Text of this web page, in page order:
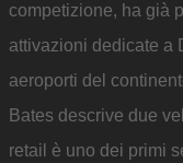
competizione, ha già
attivazioni dedicate a
aeroporti del
Bates descrive due
retail è uno dei primi